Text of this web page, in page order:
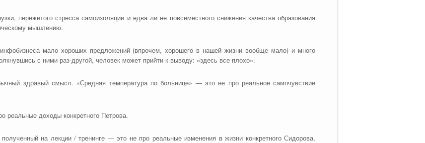
пережитого стресса самоизоляции и едва ли не повсеместного снижения качества образования
мышлению.
инфобизнеса мало хороших предложений (впрочем, хорошего в нашей жизни вообще мало) и много
с ними раз-другой, человек может прийти к выводу: «здесь все плохо».
здравый смысл. «Средняя температура по больнице» — это не про реальное самочувствие
реальные доходы конкретного Петрова.
на лекции / тренинге — это не про реальные изменения в жизни конкретного Сидорова,